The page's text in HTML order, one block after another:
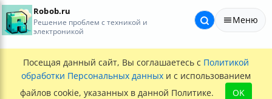
Robob.ru
Решение проблем с техникой и
электроникой
Меню
Посещая данный сайт, Вы соглашаетесь с Политикой
обработки Персональных данных и с использованием
файлов cookie, указанных в данной Политике.
OK